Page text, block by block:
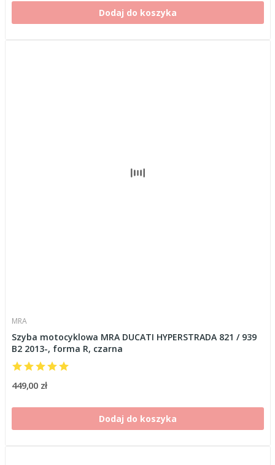
Dodaj do koszyka
MRA
Szyba motocyklowa MRA DUCATI HYPERSTRADA 821 / 939
B2 2013-, forma R, czarna
449,00 zł
Dodaj do koszyka